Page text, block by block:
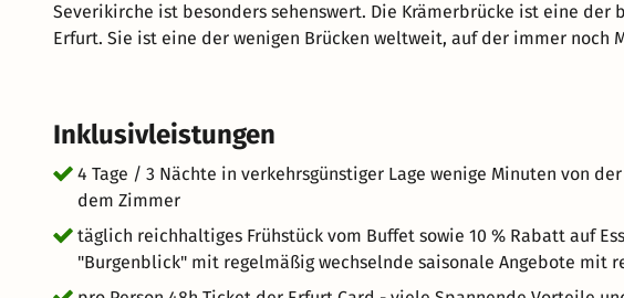
Severikirche ist besonders sehenswert. Die Krämerbrücke ist eine der
Erfurt. Sie ist eine der wenigen Brücken weltweit, auf der immer noch
kleinen Fachwerkhäuser auf der Brücke beherbergen
die Stadt ist atemberaubend. Erfurt ist eine fahrradfreundliche Stadt mit vielen Radwegen. Mieten Sie ein
Fahrrad und erkunden Sie die Stadt auf zwei Rädern.
Inklusivleistungen
4 Tage / 3 Nächte in verkehrsgünstiger Lage wenige Minuten von
dem Zimmer
täglich reichhaltiges Frühstück vom Buffet sowie 10 % Rabatt auf
"Burgenblick" mit regelmäßig wechselnde saisonale Angebote mit